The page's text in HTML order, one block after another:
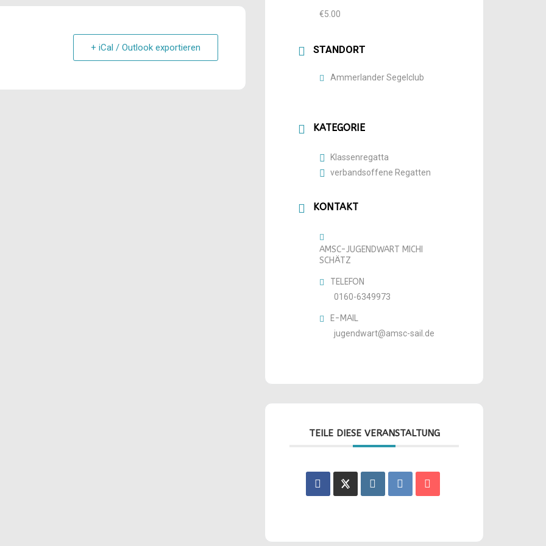
+ iCal / Outlook exportieren
€5.00
STANDORT
Ammerlander Segelclub
KATEGORIE
Klassenregatta
verbandsoffene Regatten
KONTAKT
AMSC-JUGENDWART MICHI
SCHÄTZ
TELEFON
0160-6349973
E-MAIL
jugendwart@amsc-sail.de
TEILE DIESE VERANSTALTUNG